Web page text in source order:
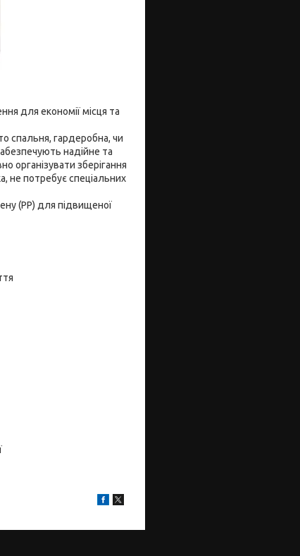
для економії місця та
спальня, гардеробна, чи
надійне та
організувати зберігання
не потребує спеціальних
(PP) для підвищеної